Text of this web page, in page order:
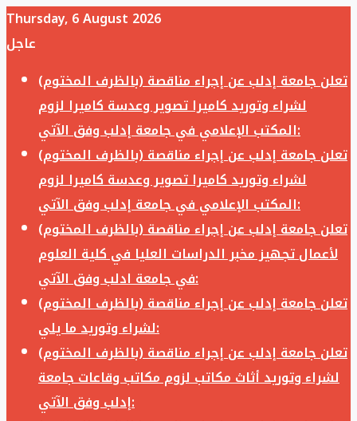
Thursday, 6 August 2026
عاجل
تعلن جامعة إدلب عن إجراء مناقصة (بالظرف المختوم)
لشراء وتوريد كاميرا تصوير وعدسة كاميرا لزوم
المكتب الإعلامي في جامعة إدلب وفق الآتي:
تعلن جامعة إدلب عن إجراء مناقصة (بالظرف المختوم)
لشراء وتوريد كاميرا تصوير وعدسة كاميرا لزوم
المكتب الإعلامي في جامعة إدلب وفق الآتي:
تعلن جامعة إدلب عن إجراء مناقصة (بالظرف المختوم)
لأعمال تجهيز مخبر الدراسات العليا في كلية العلوم
في جامعة ادلب وفق الآتي:
تعلن جامعة إدلب عن إجراء مناقصة (بالظرف المختوم)
لشراء وتوريد ما يلي:
تعلن جامعة إدلب عن إجراء مناقصة (بالظرف المختوم)
لشراء وتوريد أثاث مكاتب لزوم مكاتب وقاعات جامعة
إدلب وفق الآتي: